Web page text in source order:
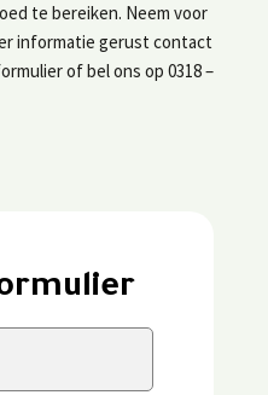
te bereiken. Neem voor
informatie gerust contact
of bel ons op 0318 –